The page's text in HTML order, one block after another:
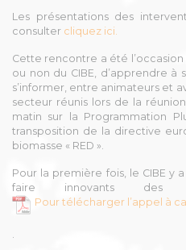
Les présentations des
consulter cliquez ici.
Cette rencontre a été
ou non du CIBE, d’apprendre
s’informer, entre animateurs et
secteur réunis lors de la
matin sur la Programmation
transposition de la directive
biomasse « RED ».
Pour la première fois, le CIBE y
faire innovants des
Pour télécharger l’appel à
.